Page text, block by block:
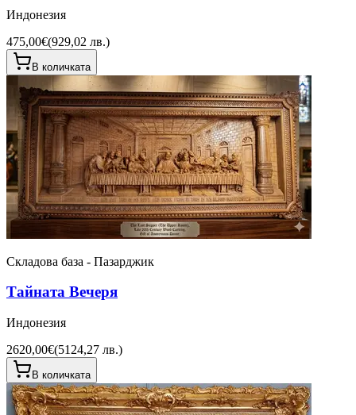
Индонезия
475,00€(929,02 лв.)
В количката
Складова база - Пазарджик
Тайната Вечеря
Индонезия
2620,00€(5124,27 лв.)
В количката